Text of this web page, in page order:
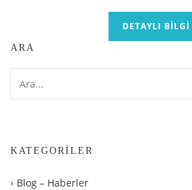
DETAYLI BILGI
ARA
KATEGORILER
Blog – Haberler